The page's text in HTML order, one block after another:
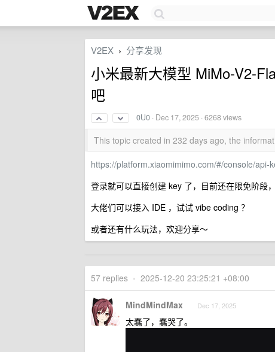
V2EX › 分享发现
小米最新大模型 MiMo-V2-
吧
0U0 · Dec 17, 2025 · 6268 views
This topic created in 232 days ago, the
https://platform.xiaomimimo.com/#/console/api-
登录就可以直接创建 key 了，目前还在限免阶段
大佬们可以接入 IDE ，试试 vibe coding ？
或者还有什么玩法，欢迎分享～
57 replies • 2025-12-20 23:25:21 +08:00
MindMindMax Dec 17, 2025
太蠢了，蠢哭了。